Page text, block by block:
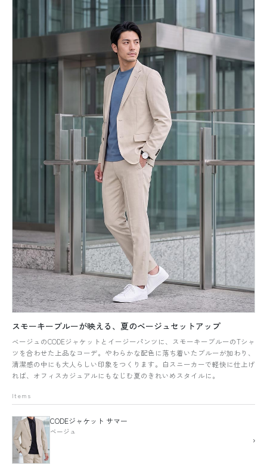
スモーキーブルーが映える、夏のベージュセットアップ
ベージュのCODEジャケットとイージーパンツに、スモーキーブルーのTシャ
ツを合わせた上品なコーデ。やわらかな配色に落ち着いたブルーが加わり、
清潔感の中にも大人らしい印象をつくります。白スニーカーで軽快に仕上げ
れば、オフィスカジュアルにもなじむ夏のきれいめスタイルに。
Items
CODEジャケット サマー
ベージュ
›